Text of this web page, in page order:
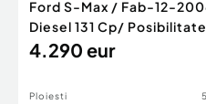
Ford S-Max / Fab-12-
Diesel 131 Cp/
4.290 eur
Ploiesti